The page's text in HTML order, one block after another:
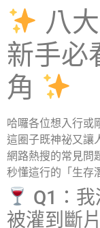
八
新手必
角
哈囉各位想入行或
這圈子既神祕又讓
網路熱搜的常見問
秒懂這行的「生存
Q1：
被灌到斷